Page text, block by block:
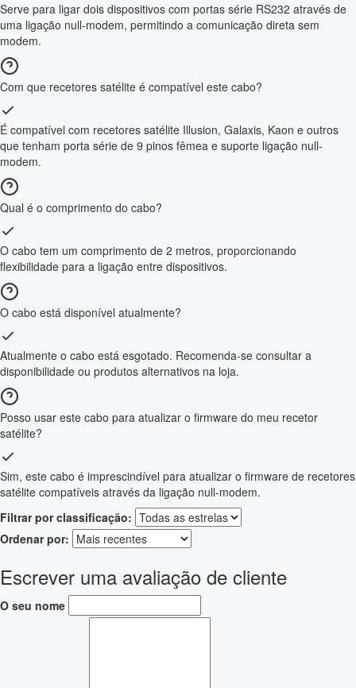
Serve para ligar dois dispositivos com portas série RS232 através de
uma ligação null-modem, permitindo a comunicação direta sem
modem.
Com que recetores satélite é compatível este cabo?
É compatível com recetores satélite Illusion, Galaxis, Kaon e outros
que tenham porta série de 9 pinos fêmea e suporte ligação null-
modem.
Qual é o comprimento do cabo?
O cabo tem um comprimento de 2 metros, proporcionando
flexibilidade para a ligação entre dispositivos.
O cabo está disponível atualmente?
Atualmente o cabo está esgotado. Recomenda-se consultar a
disponibilidade ou produtos alternativos na loja.
Posso usar este cabo para atualizar o firmware do meu recetor
satélite?
Sim, este cabo é imprescindível para atualizar o firmware de recetores
satélite compatíveis através da ligação null-modem.
Filtrar por classificação:
Ordenar por:
Escrever uma avaliação de cliente
O seu nome